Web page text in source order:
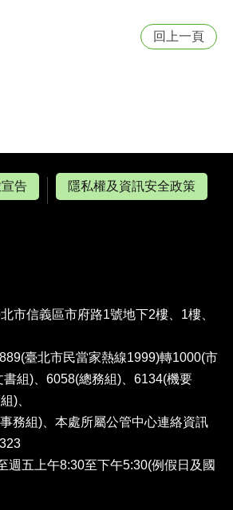
回上一頁
告
隱私權及資訊安全政策
市信義區市府路1號地下2樓、1樓、
臺北市民當家熱線1999)轉1000(市
書組)、6058(總務組)、6134(機要
)、
組)、 本處所屬公管中心連絡資訊
週五上午8:30至下午5:30(例假日及國